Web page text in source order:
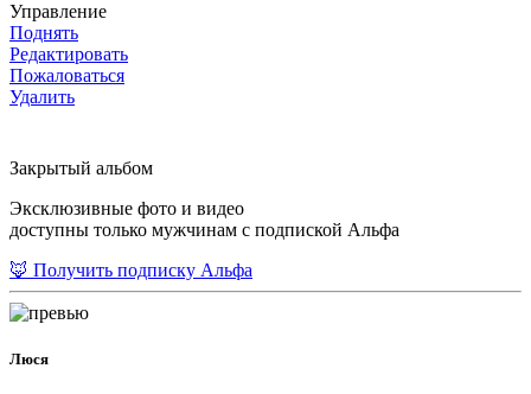
Управление
Поднять
Редактировать
Пожаловаться
Удалить
Закрытый альбом
Эксклюзивные фото и видео
доступны только мужчинам с подпиской Альфа
🦊 Получить подписку Альфа
Люся